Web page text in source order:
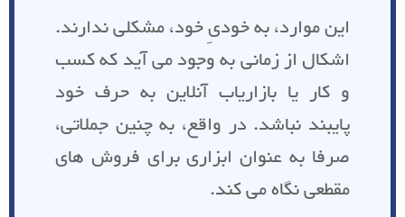
این موارد، به خودیِ خود، مشکلی ندارند.
اشکال از زمانی به وجود می آید که کسب
و کار یا بازاریاب آنلاین به حرف خود
پایبند نباشد. در واقع، به چنین جملاتی،
صرفا به عنوان ابزاری برای فروش های
مقطعی نگاه می کند.